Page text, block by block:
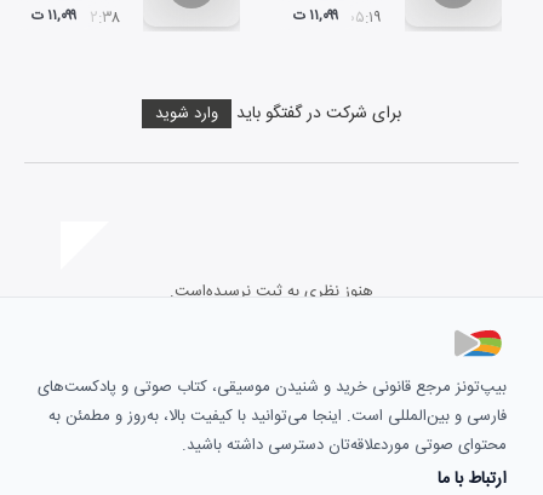
۰۵:۱۹ ۱۱,۰۹۹ ت ۱۲:۳۸ ۱۱,۰۹۹ ت
برای شرکت در گفتگو باید وارد شوید
هنوز نظری به ثبت نرسیده‌است.
بیپ‌تونز مرجع قانونی خرید و شنیدن موسیقی، کتاب صوتی و پادکست‌های
فارسی و بین‌المللی است. اینجا می‌توانید با کیفیت بالا، به‌روز و مطمئن به
محتوای صوتی موردعلاقه‌تان دسترسی داشته باشید.
ارتباط با ما